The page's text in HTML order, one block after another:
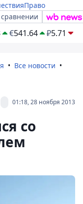
Право
€541.64 ₽5.71
Все новости
01:18, 28 ноября 2013
со